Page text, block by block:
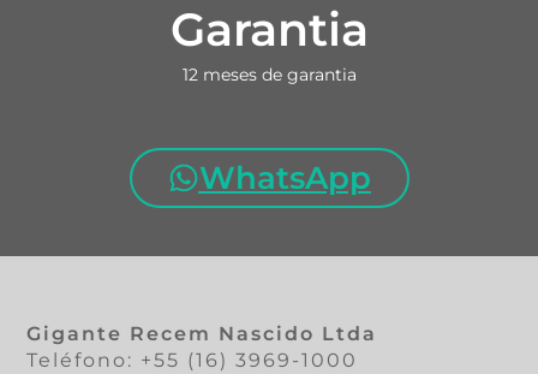
Garantia
12 meses de garantia
WhatsApp
Gigante Recem Nascido Ltda
Teléfono: +55 (16) 3969-1000